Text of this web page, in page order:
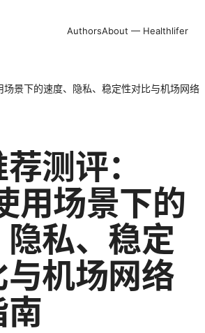
AuthorsAbout — Healthlifer
景下的速度、隐私、稳定性对比与机场网络
测评：
用场景下的
私、稳定
机场网络
南